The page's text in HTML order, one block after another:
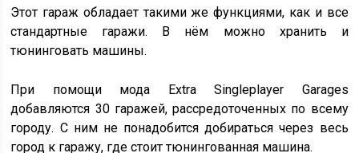
Этот гараж обладает такими же функциями, как и все
стандартные гаражи. В нём можно хранить и
тюнинговать машины.
При помощи мода Extra Singleplayer Garages
добавляются 30 гаражей, рассредоточенных по всему
городу. С ним не понадобится добираться через весь
город к гаражу, где стоит тюнингованная машина.